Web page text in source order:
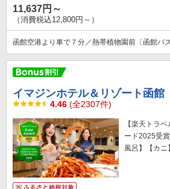
11,637円～
（消費税込12,800円～）
函館空港より車で７分／熱帯植物園前〔函館バ
イマジンホテル＆リゾート函館
4.46 (全2307件)
【楽天トラ
ード2025受
風呂】【カニ